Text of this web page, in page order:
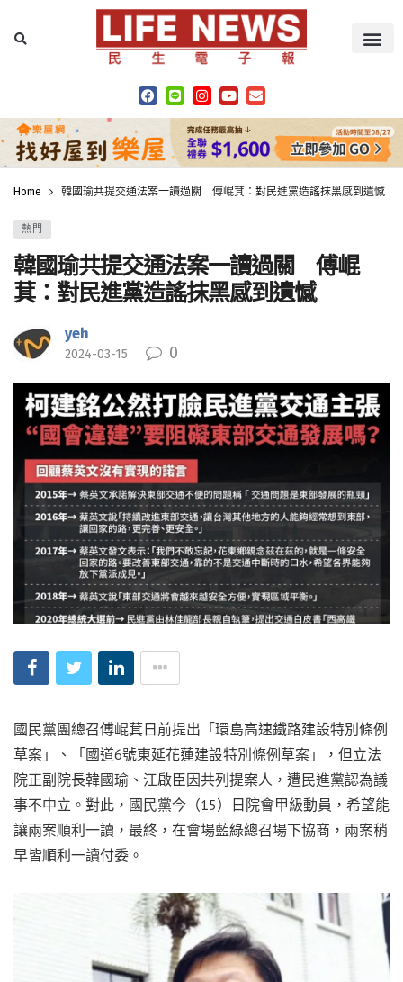
Home 韓國瑜共提交通法案一讀過關 傅崐萁：對民進黨造謠抹黑感到遺憾
熱門
韓國瑜共提交通法案一讀過關 傅崐
萁：對民進黨造謠抹黑感到遺憾
yeh
2024-03-15 0
國民黨團總召傅崐萁日前提出「環島高速鐵路建設特別條例
草案」、「國道6號東延花蓮建設特別條例草案」，但立法
院正副院長韓國瑜、江啟臣因共列提案人，遭民進黨認為議
事不中立。對此，國民黨今（15）日院會甲級動員，希望能
讓兩案順利一讀，最終，在會場藍綠總召場下協商，兩案稍
早皆順利一讀付委。